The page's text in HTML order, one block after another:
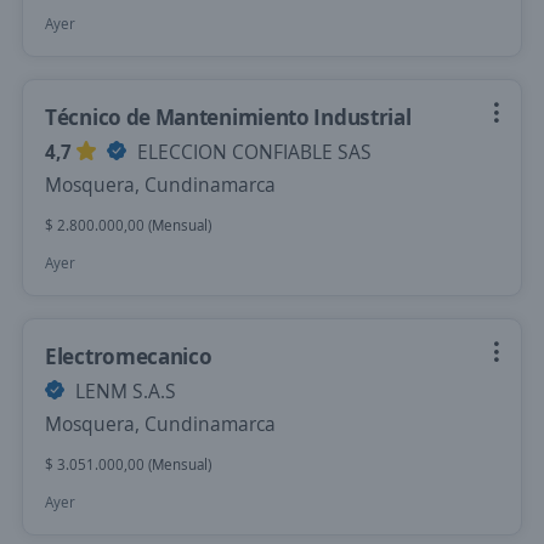
Ayer
Técnico de Mantenimiento Industrial
4,7
ELECCION CONFIABLE SAS
Mosquera, Cundinamarca
$ 2.800.000,00 (Mensual)
Ayer
Electromecanico
LENM S.A.S
Mosquera, Cundinamarca
$ 3.051.000,00 (Mensual)
Ayer